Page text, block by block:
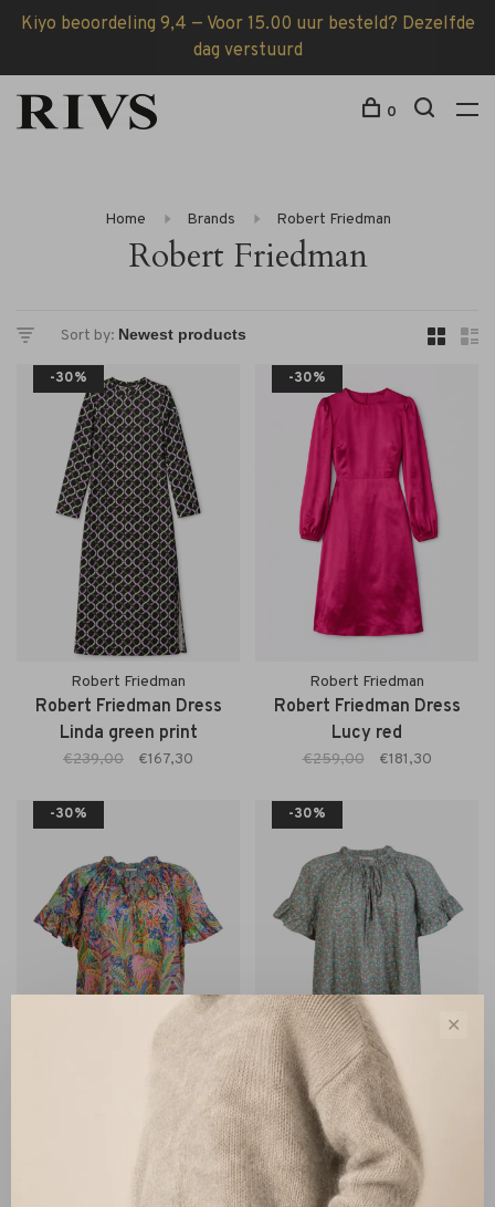
Kiyo beoordeling 9,4 — Voor 15.00 uur besteld? Dezelfde
dag verstuurd
0
Home Brands Robert Friedman
Robert Friedman
Sort by:
-30%
Robert Friedman
Robert Friedman Dress
Linda green print
€239,00 €167,30
-30%
Robert Friedman
Robert Friedman Dress
Lucy red
€259,00 €181,30
-30%
Robert Friedman Blouse
Beal bloem print
€160,30
-30%
Robert Friedman
Robert Friedman Blouse
Beal groen
€229,00 €160,30
✕